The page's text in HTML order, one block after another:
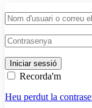
Recorda'm
Heu perdut la